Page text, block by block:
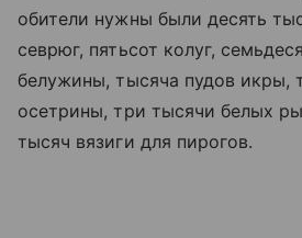
обители нужны были десять
севрюг, пятьсот колуг,
белужины, тысяча пудов икры,
осетрины, три тысячи белых
тысяч вязиги для пирогов.